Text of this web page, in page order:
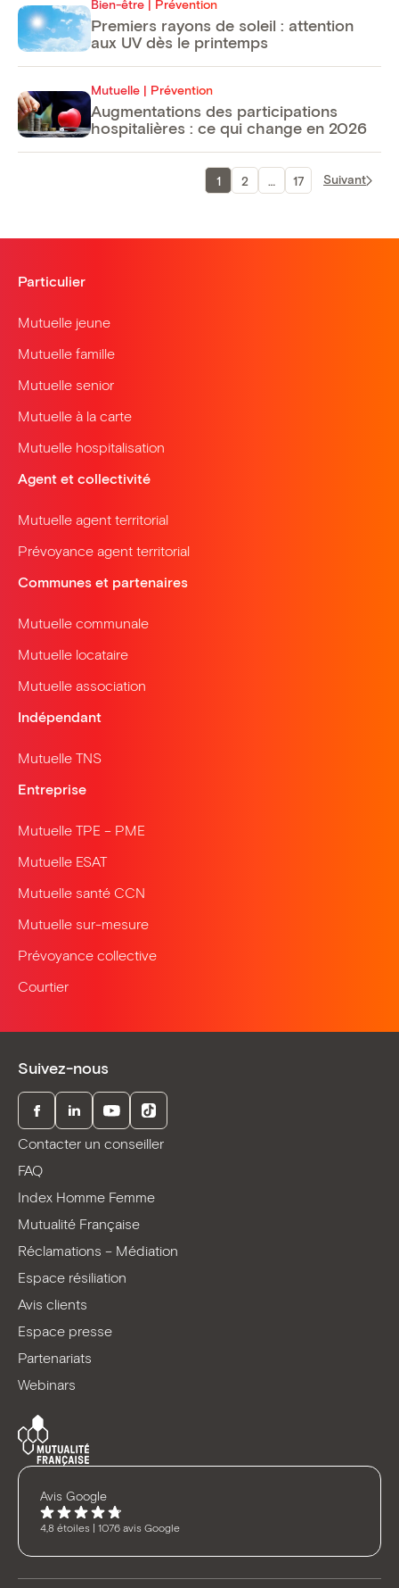
Bien-être | Prévention
Premiers rayons de soleil : attention
aux UV dès le printemps
Mutuelle | Prévention
Augmentations des participations
hospitalières : ce qui change en 2026
1 2 … 17 Suivant
Particulier
Mutuelle jeune
Mutuelle famille
Mutuelle senior
Mutuelle à la carte
Mutuelle hospitalisation
Agent et collectivité
Mutuelle agent territorial
Prévoyance agent territorial
Communes et partenaires
Mutuelle communale
Mutuelle locataire
Mutuelle association
Indépendant
Mutuelle TNS
Entreprise
Mutuelle TPE – PME
Mutuelle ESAT
Mutuelle santé CCN
Mutuelle sur-mesure
Prévoyance collective
Courtier
Suivez-nous
FacebookLinkedInYoutubeTikTok
Contacter un conseiller
FAQ
Index Homme Femme
Mutualité Française
Réclamations – Médiation
Espace résiliation
Avis clients
Espace presse
Partenariats
Webinars
Avis Google
4,8 étoiles | 1076 avis Google